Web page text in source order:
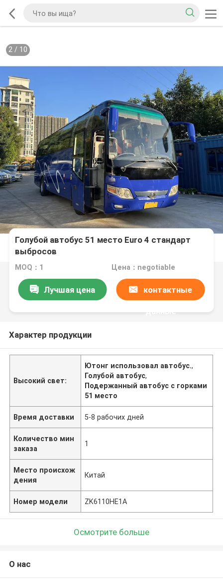
2/ 10
Голубой автобус 51 место Euro 4 стандарт
выбросов
MOQ：1 Цена：negotiable
Лучшая цена контактные
данные
Характер продукции
Высокий свет:
Ютонг использовал автобус.,
Голубой автобус,
Подержанный автобус с горками
51 место
Время доставки 5-8 рабочих дней
Количество мин
заказа
1
Место происхож
дения
Китай
Номер модели ZK6110HE1A
Осмотрите больше
О нас